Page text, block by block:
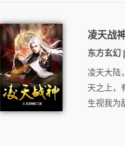
凌天战
东方玄幻
凌天大陆
天之上，
生视我为